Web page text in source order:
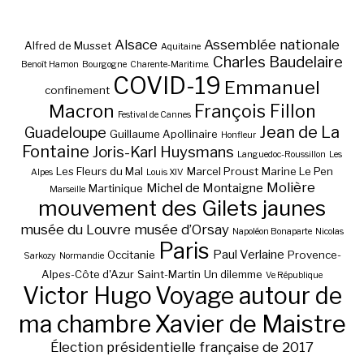
Alfred de Musset Alsace Aquitaine Assemblée nationale
Benoît Hamon Bourgogne Charente-Maritime. Charles Baudelaire
confinement COVID-19 Emmanuel
Macron Festival de Cannes François Fillon
Guadeloupe Guillaume Apollinaire Honfleur Jean de La
Fontaine Joris-Karl Huysmans Languedoc-Roussillon Les
Alpes Les Fleurs du Mal Louis XIV Marcel Proust Marine Le Pen
Marseille Martinique Michel de Montaigne Molière
mouvement des Gilets jaunes
musée du Louvre musée d’Orsay Napoléon Bonaparte Nicolas
Sarkozy Normandie Occitanie Paris Paul Verlaine Provence-
Alpes-Côte d'Azur Saint-Martin Un dilemme Ve République
Victor HugoVoyage autour de
ma chambre Xavier de Maistre
Élection présidentielle française de 2017